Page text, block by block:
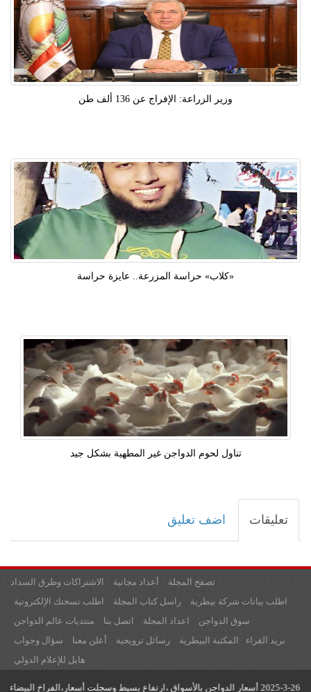
وزير الزراعة: الإفراج عن 136 ألف طن
«كلاب» حراسة المزرعة.. عايزة حراسة
تناول لحوم الدواجن غير المطهية بشكل جيد
تعليقات اضف تعليق
الاشتراكات وطرق السداد أعداد مجانية
تصفح المجلة
اطلب نسختك الإلكترونية
راسل كتاب المجلة
اطلب بيانات شركة بيطرية
منتديات عالم الدواجن
اتصل بنا اعداد المجلة
سوق الدواجن
سؤال وجواب
أعلن معنا رسائل ترويجية المكتبة البيطرية
بريد القراء
هايل للإعلام الدولي